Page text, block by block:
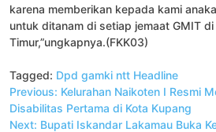
karena memberikan kepada kami
untuk ditanam di setiap jemaat GMIT
Timur,”ungkapnya.(FKK03)
Tagged: Dpd gamki ntt Headline
Navigasi
pos
Previous: Kelurahan Naikoten I Resmi
Disabilitas Pertama di Kota Kupang
Next: Bupati Iskandar Lakamau Buka